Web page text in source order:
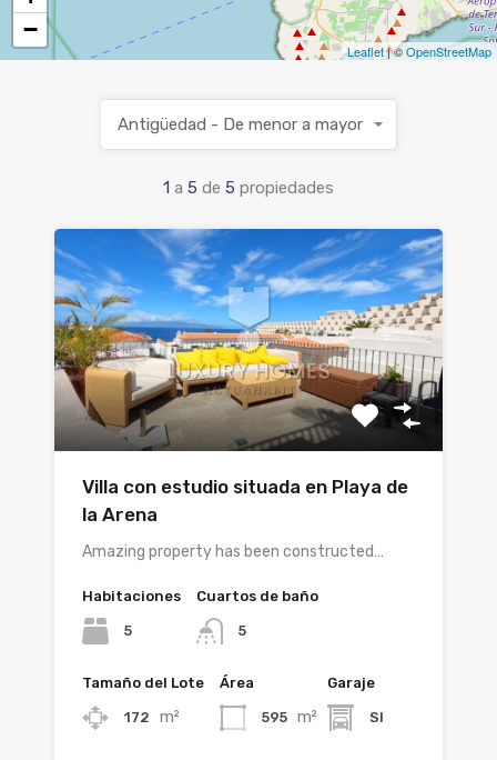
−
Leaflet| ©OpenStreetMap
1 a 5 de 5 propiedades
Antigüedad - De menor a mayor
Villa con estudio situada en Playa de
la Arena
Amazing property has been constructed…
Habitaciones
5
Cuartos de baño
5
Tamaño del Lote
172 m²
Área
595 m²
Garaje
SI